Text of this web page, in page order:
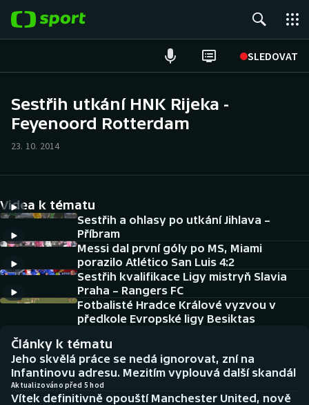
SLEDOVAT
Hokej
Cyklistika
DALŠÍ SPORTY
Americký fotbal
Baseball a softbal
Basketbal
Biatlon
NEPŘEHLÉDNĚTE
Historické návraty
Aplikace ČT sport
Sestřih utkání HNK Rijeka -
Feyenoord Rotterdam
23. 10. 2014
Videa k tématu
Sestřih a ohlasy po utkání Jihlava –
Příbram
Messi dal první góly po MS, Miami
porazilo Atlético San Luis 4:2
Sestřih kvalifikace Ligy mistryň Slavia
Praha – Rangers FC
Fotbalisté Hradce Králové vyzvou v
předkole Evropské ligy Besiktas
Články k tématu
Jeho skvělá práce se nedá ignorovat, zní na
Infantinovu adresu. Mezitím vyplouvá další skandál
Aktualizováno před 5 hod
Vítek definitivně opouští Manchester United, nově